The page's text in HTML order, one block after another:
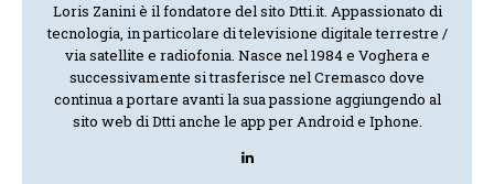
Loris Zanini è il fondatore del sito Dtti.it. Appassionato di
tecnologia, in particolare di televisione digitale terrestre /
via satellite e radiofonia. Nasce nel 1984 e Voghera e
successivamente si trasferisce nel Cremasco dove
continua a portare avanti la sua passione aggiungendo al
sito web di Dtti anche le app per Android e Iphone.